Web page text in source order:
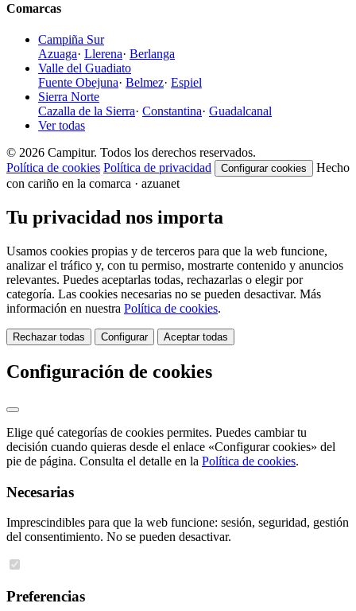
Comarcas
Campiña Sur
Azuaga· Llerena· Berlanga
Valle del Guadiato
Fuente Obejuna· Belmez· Espiel
Sierra Norte
Cazalla de la Sierra· Constantina· Guadalcanal
Ver todas
© 2026 Campitur. Todos los derechos reservados.
Política de cookies Política de privacidad Configurar cookies
Hecho
con cariño en la comarca · azuanet
Tu privacidad nos importa
Usamos cookies propias y de terceros para que la web funcione,
analizar el tráfico y, con tu permiso, mostrarte contenido y anuncios
relevantes. Puedes aceptarlas todas, rechazarlas o elegir por
categoría. Las cookies necesarias no se pueden desactivar. Más
información en nuestra Política de cookies.
Rechazar todas Configurar Aceptar todas
Configuración de cookies
Elige qué categorías de cookies permites. Puedes cambiar tu
decisión cuando quieras desde el enlace «Configurar cookies» del
pie de página. Consulta el detalle en la Política de cookies.
Necesarias
Imprescindibles para que la web funcione: sesión, seguridad, gestión
del consentimiento. No se pueden desactivar.
Preferencias